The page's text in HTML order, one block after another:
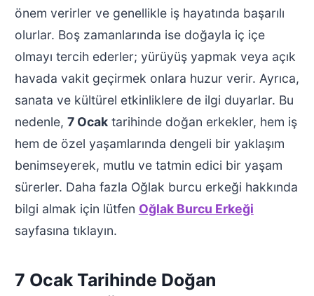
önem verirler ve genellikle iş hayatında başarılı
olurlar. Boş zamanlarında ise doğayla iç içe
olmayı tercih ederler; yürüyüş yapmak veya açık
havada vakit geçirmek onlara huzur verir. Ayrıca,
sanata ve kültürel etkinliklere de ilgi duyarlar. Bu
nedenle, 7 Ocaktarihinde doğan erkekler, hem iş
hem de özel yaşamlarında dengeli bir yaklaşım
benimseyerek, mutlu ve tatmin edici bir yaşam
sürerler. Daha fazla Oğlak burcu erkeği hakkında
bilgi almak için lütfen Oğlak Burcu Erkeği
sayfasına tıklayın.
7 Ocak Tarihinde Doğan